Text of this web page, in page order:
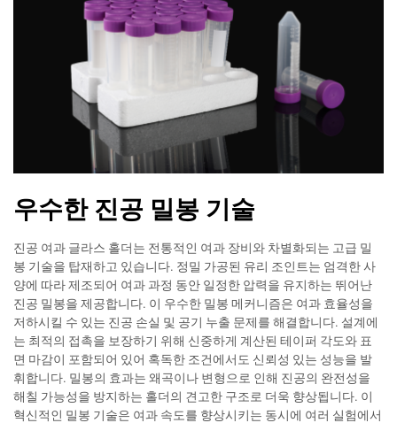
우수한 진공 밀봉 기술
진공 여과 글라스 홀더는 전통적인 여과 장비와 차별화되는 고급 밀
봉 기술을 탑재하고 있습니다. 정밀 가공된 유리 조인트는 엄격한 사
양에 따라 제조되어 여과 과정 동안 일정한 압력을 유지하는 뛰어난
진공 밀봉을 제공합니다. 이 우수한 밀봉 메커니즘은 여과 효율성을
저하시킬 수 있는 진공 손실 및 공기 누출 문제를 해결합니다. 설계에
는 최적의 접촉을 보장하기 위해 신중하게 계산된 테이퍼 각도와 표
면 마감이 포함되어 있어 혹독한 조건에서도 신뢰성 있는 성능을 발
휘합니다. 밀봉의 효과는 왜곡이나 변형으로 인해 진공의 완전성을
해칠 가능성을 방지하는 홀더의 견고한 구조로 더욱 향상됩니다. 이
혁신적인 밀봉 기술은 여과 속도를 향상시키는 동시에 여러 실험에서